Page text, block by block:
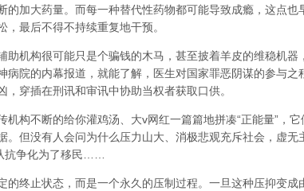
的加大药量。而每一种替代性药物都可能导致成瘾，这点也
，最后不得不持续重复地干预。
助机构很可能只是个骗钱的木马，甚至披着羊皮的维稳机器
病院的内幕报道，就能了解，医生对国家罪恶阴谋的参与之
，穿插在刑讯和审讯中协助当权者获取口供。
机构不断的给你灌鸡汤、大v网红一篇篇地拼凑“正能量” ，
。但没有人会问为什么压力山大、消极悲观充斥社会，虚无
抗争化为了移民
的终止状态，而是一个永久的压制过程。一旦这种压抑变成